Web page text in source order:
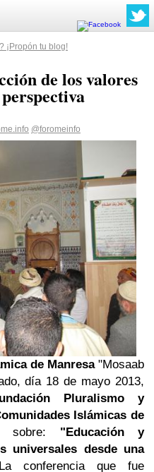
¡Propón tu blog!
de los valores
@foromeinfo
de Manresa"Mosaab
día 18 de mayo 2013,
Pluralismo y
Islámicas de
sobre: ​​"Educación y
universales desde una
conferencia que fue